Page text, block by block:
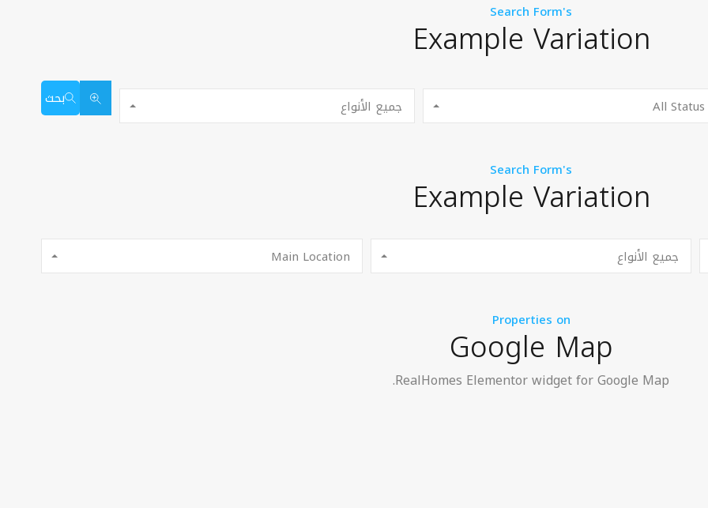
Search Form's
Example Variation
All Status جميع الأنواع بحث
Search Form's
Example Variation
جميع الأنواع Main Location
Properties on
Google Map
RealHomes Elementor widget for Google Map.